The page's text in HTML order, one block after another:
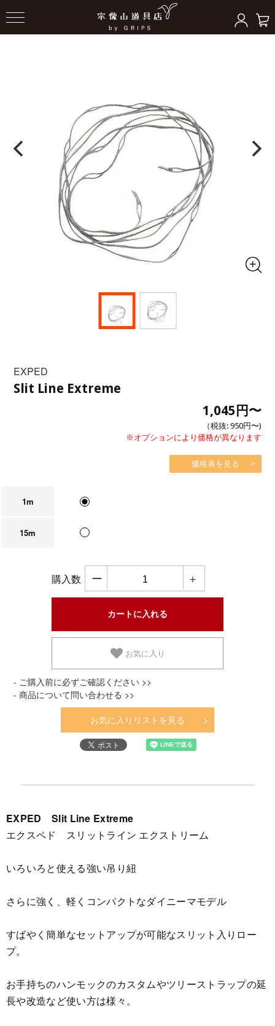
ハンモックツール
EXPED
Slit Line Extreme
1,045円 〜
（税抜: 950円〜)
※オプションにより価格が異なります
価格表を見る
1m
15m
購入数 ー ＋
お気に入り
- ご購入前に必ずご確認ください >>
- 商品について問い合わせる >>
お気に入りリストを見る
EXPED Slit Line Extreme
エクスペド スリットライン エクストリーム
いろいろと使える強い吊り紐
さらに強く、軽くコンパクトなダイニーマモデル
すばやく簡単なセットアップが可能なスリット入りロー
プ。
お手持ちのハンモックのカスタムやツリーストラップの延
長や改造など使い方は様々。